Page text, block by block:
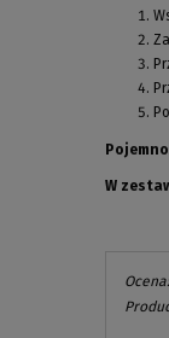
W
Ocena: